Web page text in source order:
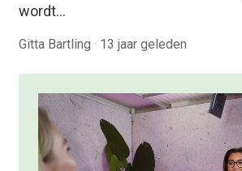
wordt…
Gitta Bartling · 13 jaar geleden